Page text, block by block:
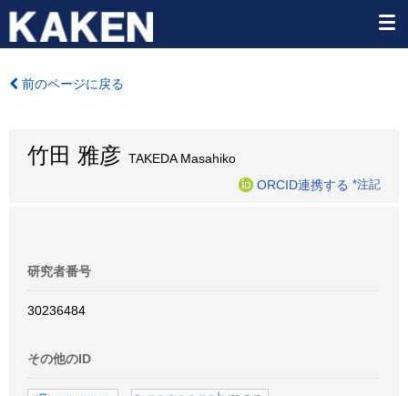
前のページに戻る
竹田 雅彦 TAKEDA Masahiko
ORCID連携する *注記
研究者番号
30236484
その他のID